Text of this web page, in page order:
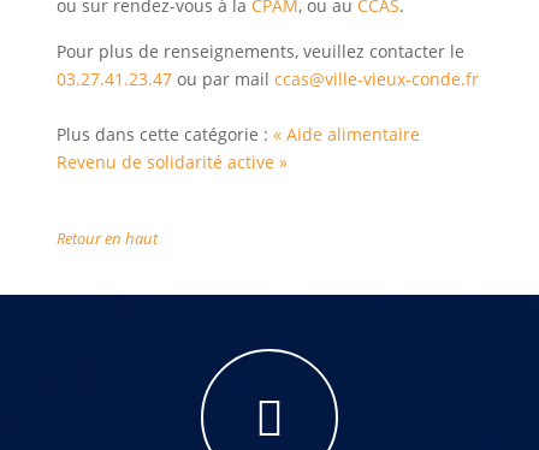
ou sur rendez-vous à la CPAM, ou au CCAS.
Pour plus de renseignements, veuillez contacter le
03.27.41.23.47ou par mail ccas@ville-vieux-conde.fr
Plus dans cette catégorie : « Aide alimentaire
Revenu de solidarité active »
Retour en haut